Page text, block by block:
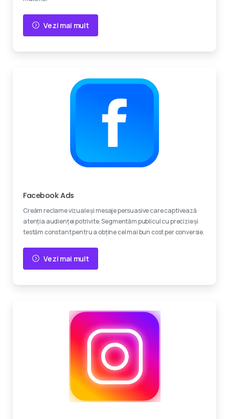
Vezi mai mult
Facebook Ads
Creăm reclame vizuale și mesaje persuasive care captivează
atenția audienței potrivite. Segmentăm publicul cu precizie și
testăm constant pentru a obține cel mai bun cost per conversie.
Vezi mai mult